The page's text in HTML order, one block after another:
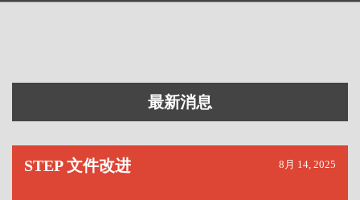
最新消息
STEP 文件改进 8月 14, 2025